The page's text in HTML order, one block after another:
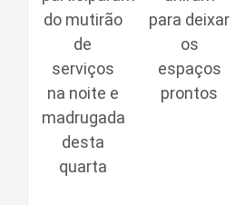
do mutirão
de
serviços
na noite e
madrugada
desta
quarta
para deixar
os
espaços
prontos